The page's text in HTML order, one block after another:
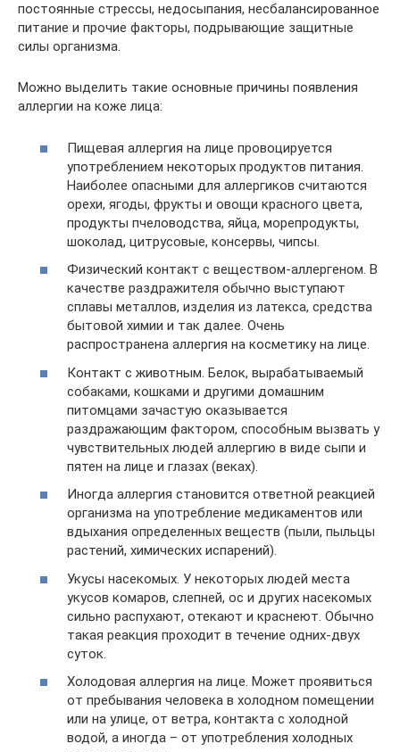
постоянные стрессы, недосыпания, несбалансированное
питание и прочие факторы, подрывающие защитные
силы организма.
Можно выделить такие основные причины появления
аллергии на коже лица:
Пищевая аллергия на лице провоцируется
употреблением некоторых продуктов питания.
Наиболее опасными для аллергиков считаются
орехи, ягоды, фрукты и овощи красного цвета,
продукты пчеловодства, яйца, морепродукты,
шоколад, цитрусовые, консервы, чипсы.
Физический контакт с веществом-аллергеном. В
качестве раздражителя обычно выступают
сплавы металлов, изделия из латекса, средства
бытовой химии и так далее. Очень
распространена аллергия на косметику на лице.
Контакт с животным. Белок, вырабатываемый
собаками, кошками и другими домашним
питомцами зачастую оказывается
раздражающим фактором, способным вызвать у
чувствительных людей аллергию в виде сыпи и
пятен на лице и глазах (веках).
Иногда аллергия становится ответной реакцией
организма на употребление медикаментов или
вдыхания определенных веществ (пыли, пыльцы
растений, химических испарений).
Укусы насекомых. У некоторых людей места
укусов комаров, слепней, ос и других насекомых
сильно распухают, отекают и краснеют. Обычно
такая реакция проходит в течение одних-двух
суток.
Холодовая аллергия на лице. Может проявиться
от пребывания человека в холодном помещении
или на улице, от ветра, контакта с холодной
водой, а иногда – от употребления холодных